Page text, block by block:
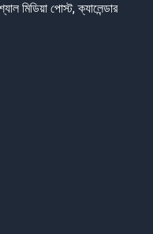
মিডিয়া পোস্ট, ক্যালেন্ডার